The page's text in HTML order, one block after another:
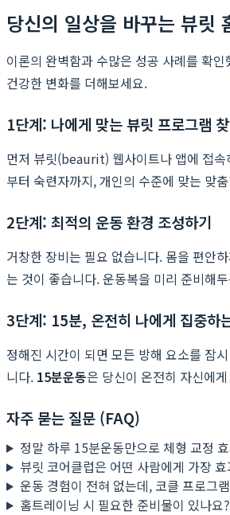
당신의 일상을 바꾸는 뷰릿
이론의 완벽함과 수많은 성공 사례를 확
건강한 변화를 더해보세요.
1단계: 나에게 맞는 뷰릿 프로그램
먼저 뷰릿(beaurit) 웹사이트나 앱에 접속
부터 숙련자까지, 개인의 수준에 맞는 맞
2단계: 최적의 운동 환경 조성하기
거창한 장비는 필요 없습니다. 몸을 편안
는 것이 좋습니다. 운동복을 미리 준비해
3단계: 15분, 온전히 나에게 집중하
정해진 시간이 되면 모든 방해 요소를 잠
니다. 15분운동은 당신이 온전히 자신에
자주 묻는 질문 (FAQ)
정말 하루 15분운동만으로 체형 교정
뷰릿 코어클럽은 어떤 사람에게 가장
운동 경험이 전혀 없는데, 코클 프로그
홈트레이닝 시 필요한 준비물이 있나요?